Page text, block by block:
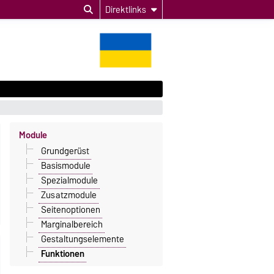
Direktlinks
Module
Grundgerüst
Basismodule
Spezialmodule
Zusatzmodule
Seitenoptionen
Marginalbereich
Gestaltungselemente
Funktionen